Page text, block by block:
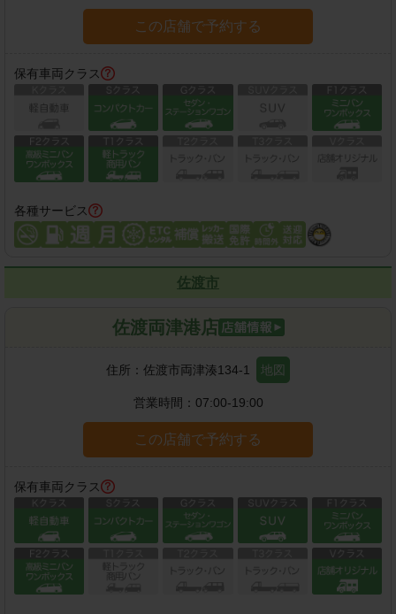
この店舗で予約する
保有車両クラス
各種サービス
佐渡市
佐渡両津港店
住所： 佐渡市両津湊134-1 地図
営業時間： 07:00-19:00
この店舗で予約する
保有車両クラス